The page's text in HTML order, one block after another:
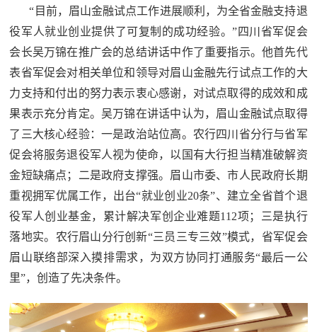
“目前，眉山金融试点工作进展顺利，为全省金融支持退
役军人就业创业提供了可复制的成功经验。”四川省军促会
会长吴万锦在推广会的总结讲话中作了重要指示。他首先代
表省军促会对相关单位和领导对眉山金融先行试点工作的大
力支持和付出的努力表示衷心感谢，对试点取得的成效和成
果表示充分肯定。吴万锦在讲话中认为，眉山金融试点取得
了三大核心经验：一是政治站位高。农行四川省分行与省军
促会将服务退役军人视为使命，以国有大行担当精准破解资
金短缺痛点；二是政府支撑强。眉山市委、市人民政府长期
重视拥军优属工作，出台“就业创业20条”、建立全省首个退
役军人创业基金，累计解决军创企业难题112项；三是执行
落地实。农行眉山分行创新“三员三专三效”模式，省军促会
眉山联络部深入摸排需求，为双方协同打通服务“最后一公
里”，创造了先决条件。